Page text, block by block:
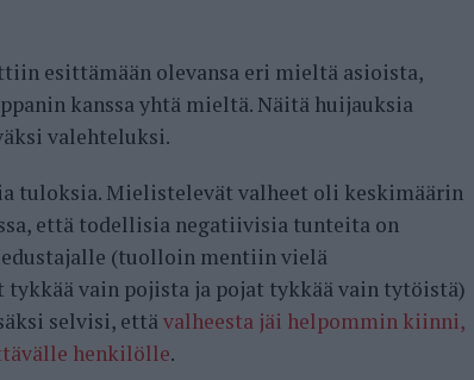
esittämään olevansa eri mieltä asioista,
kanssa yhtä mieltä. Näitä huijauksia
valehteluksi.
tuloksia. Mielistelevät valheet oli keskimäärin
että todellisia negatiivisia tunteita on
edustajalle (tuolloin mentiin vielä
vain pojista ja pojat tykkää vain tytöistä)
selvisi, ettävalheesta jäi helpommin kiinni,
henkilölle.